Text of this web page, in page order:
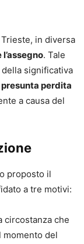
in diversa
. Tale
significativa
presunta perdita
a causa del
proposto il
a tre motivi:
circostanza che
momento del